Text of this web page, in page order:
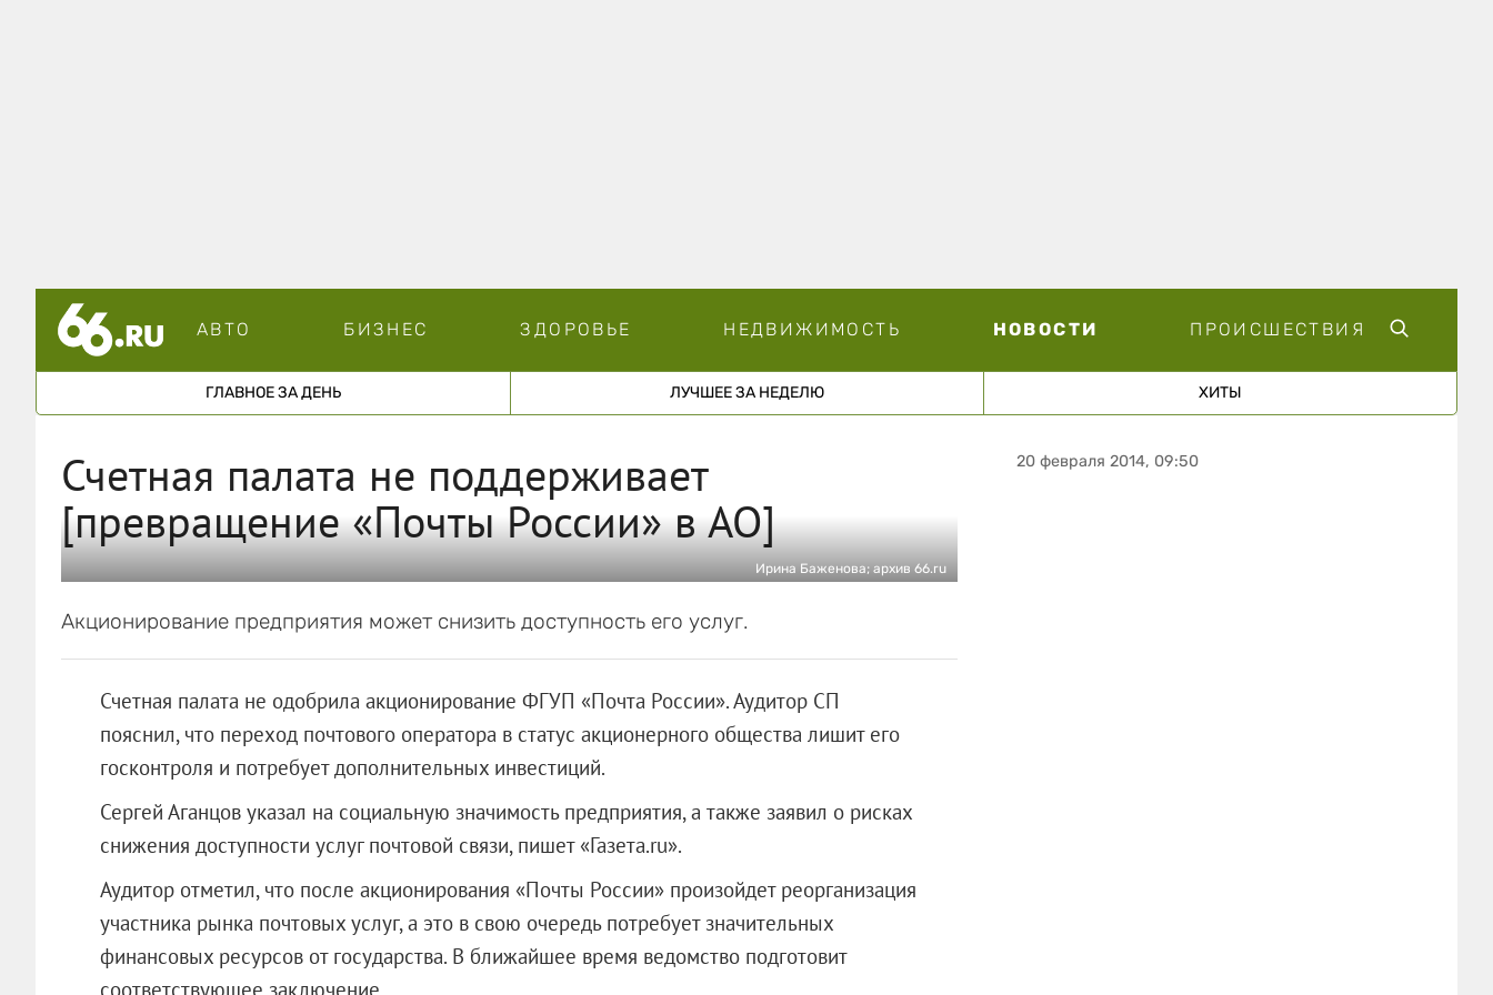
АВТО БИЗНЕС ЗДОРОВЬЕ НЕДВИЖИМОСТЬ НОВОСТИ ПРОИСШЕСТВИЯ
ГЛАВНОЕ ЗА ДЕНЬ ЛУЧШЕЕ ЗА НЕДЕЛЮ ХИТЫ
Счетная палата не поддерживает
[превращение «Почты России» в АО]
Ирина Баженова; архив 66.ru
Акционирование предприятия может снизить доступность его услуг.
Счетная палата не одобрила акционирование ФГУП «Почта России». Аудитор СП
пояснил, что переход почтового оператора в статус акционерного общества лишит его
госконтроля и потребует дополнительных инвестиций.
Сергей Аганцов указал на социальную значимость предприятия, а также заявил о рисках
снижения доступности услуг почтовой связи, пишет «Газета.ru».
Аудитор отметил, что после акционирования «Почты России» произойдет реорганизация
участника рынка почтовых услуг, а это в свою очередь потребует значительных
финансовых ресурсов от государства. В ближайшее время ведомство подготовит
соответствующее заключение.
20 февраля 2014, 09:50